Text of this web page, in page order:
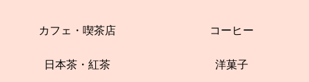
カフェ・喫茶店 コーヒー
日本茶・紅茶 洋菓子